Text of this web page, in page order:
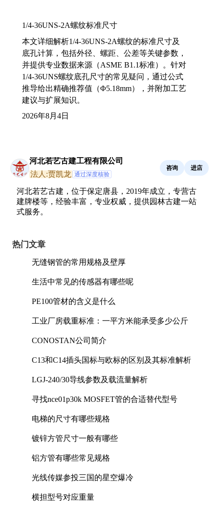
1/4-36UNS-2A螺纹标准尺寸
本文详细解析1/4-36UNS-2A螺纹的标准尺寸及
底孔计算，包括外径、螺距、公差等关键参数，
并提供专业数据来源（ASME B1.1标准）。针对
1/4-36UNS螺纹底孔尺寸的常见疑问，通过公式
推导给出精确推荐值（Φ5.18mm），并附加工艺
建议与扩展知识。
2026年8月4日
河北若艺古建工程有限公司
法人:贾凯龙 通过深度核验
咨询 进店
河北若艺古建，位于保定唐县，2019年成立，专营古
建牌楼等，经验丰富，专业权威，提供园林古建一站
式服务。
热门文章
无缝钢管的常用规格及壁厚
生活中常见的传感器有哪些呢
PE100管材的含义是什么
工业厂房载重标准：一平方米能承受多少公斤
CONOSTAN公司简介
C13和C14插头国标与欧标的区别及其标准解析
LGJ-240/30导线参数及载流量解析
寻找nce01p30k MOSFET管的合适替代型号
电梯的尺寸有哪些规格
镀锌方管尺寸一般有哪些
铝方管有哪些常见规格
光线传媒参投三国的星空爆冷
横担型号对应重量